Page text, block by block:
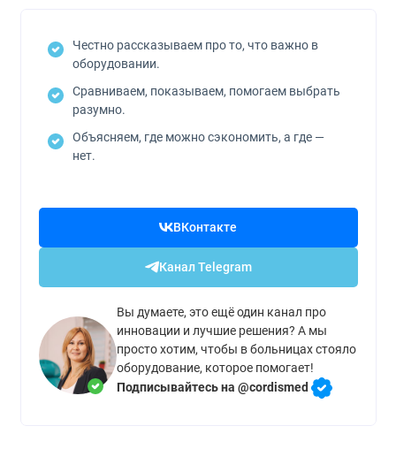
Честно рассказываем про то, что важно в
оборудовании.
Сравниваем, показываем, помогаем выбрать
разумно.
Объясняем, где можно сэкономить, а где —
нет.
ВКонтакте
Канал Telegram
Вы думаете, это ещё один канал про
инновации и лучшие решения? А мы
просто хотим, чтобы в больницах стояло
оборудование, которое помогает!
Подписывайтесь на @cordismed